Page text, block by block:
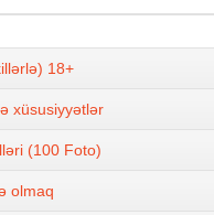
18+
xüsusiyyətlər
(100 Foto)
olmaq